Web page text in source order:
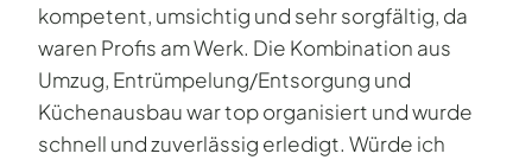
kompetent, umsichtig und sehr sorgfältig, da
waren Profis am Werk. Die Kombination aus
Umzug, Entrümpelung/Entsorgung und
Küchenausbau war top organisiert und wurde
schnell und zuverlässig erledigt. Würde ich